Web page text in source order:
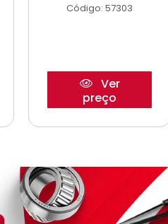
Código: 57303
Ver
preço